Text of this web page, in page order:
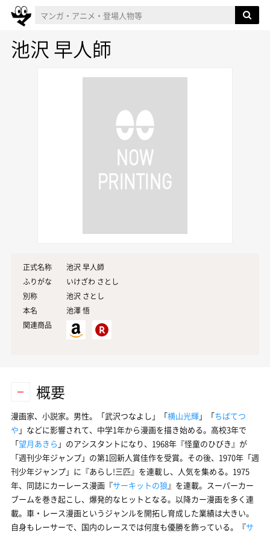
池沢 早人師
正式名称
池沢 早人師
ふりがな
いけざわ さとし
別称
池沢 さとし
本名
池澤悟
関連商品
概要
漫画家、小説家。男性。「武沢つなよし」「横山光輝」「ちばてつ
や 」などに影響されて、中学1年から漫画を描き始める。高校3年で
「望月あきら 」のアシスタントになり、1968年『怪童のひびき』が
「週刊少年ジャンプ」の第1回新人賞佳作を受賞。その後、1970年「週
刊少年ジャンプ」に『あらし!三匹』を連載し、人気を集める。1975
年、同誌にカーレース漫画『サーキットの狼』を連載。スーパーカー
ブームを巻き起こし、爆発的なヒットとなる。以降カー漫画を多く連
載。車・レース漫画というジャンルを開拓し育成した業績は大きい。
自身もレーサーで、国内のレースでは何度も優勝を飾っている。『サ